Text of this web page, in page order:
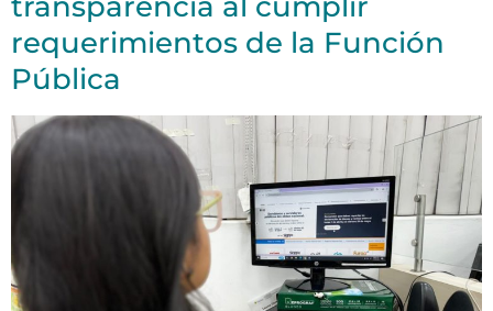
requerimientos de la Función
Pública